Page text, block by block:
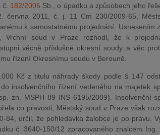
182/2006 Sb., o úpadku a způsobech jeho
června 2011, č. j. 11 Cm 230/2009-65,
k samostatnému projednání. Usnesením
Vrchní soud v Praze rozhodl, že k
věcně příslušné okresní soudy a věc
řízení Okresnímu soudu v Berouně.
Kč z titulu náhrady škody podle § 147
insolvenčního řízení vedeného na majetek
zn. MSPH 89 INS 6195/2009). Insolvenční
co pravosti, Městský soud v Praze však
84, určil, že pohledávka žalobce je po právu.
č. 3640-150/12 zpracovaného znalcem Ing.